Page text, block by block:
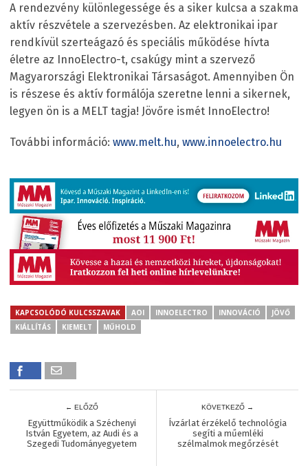
A rendezvény különlegessége és a siker kulcsa a szakma
aktív részvétele a szervezésben. Az elektronikai ipar
rendkívül szerteágazó és speciális működése hívta
életre az InnoElectro-t, csakúgy mint a szervező
Magyarországi Elektronikai Társaságot. Amennyiben Ön
is részese és aktív formálója szeretne lenni a sikernek,
legyen ön is a MELT tagja! Jövőre ismét InnoElectro!
További információ: www.melt.hu, www.innoelectro.hu
KAPCSOLÓDÓ KULCSSZAVAK AOI INNOELECTRO INNOVÁCIÓ
JÖVŐ
KIÁLLÍTÁS
KIEMELT MŰHOLD
← ELŐZŐ
Együttműködik a Széchenyi
István Egyetem, az Audi és a
Szegedi Tudományegyetem
KÖVETKEZŐ →
Ívzárlat érzékelő technológia
segíti a műemléki
szélmalmok megőrzését